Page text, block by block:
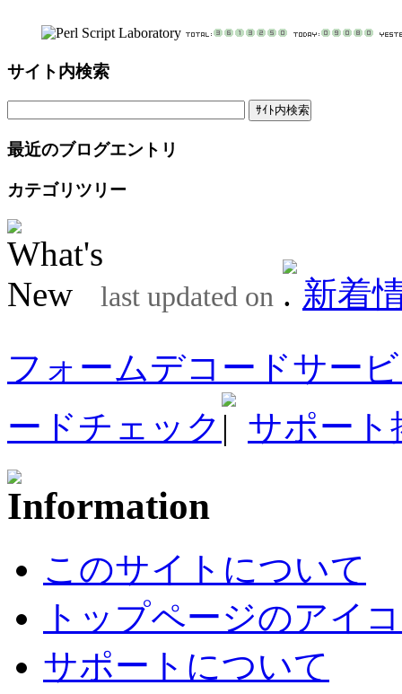
サイト内検索
最近のブログエントリ
カテゴリツリー
last updated on
新着
フォームデコードサー
ードチェック
サポート
このサイトについて
トップページのアイ
サポートについて